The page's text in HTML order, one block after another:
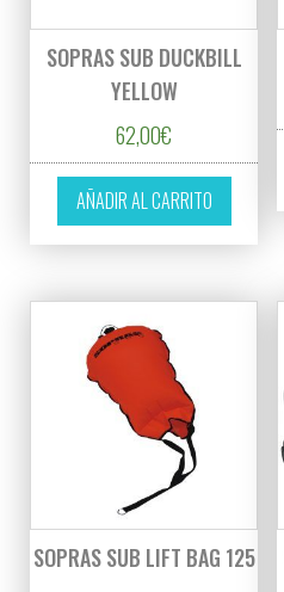
SOPRAS SUB DUCKBILL
YELLOW
62,00€
AÑADIR AL CARRITO
SOPRAS SUB LIFT BAG 125